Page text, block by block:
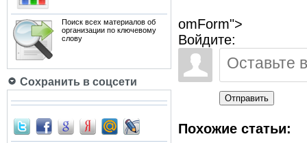
Поиск всех материалов об
организации по ключевому
слову
Сохранить в соцсети
omForm">
Войдите:
Отправить
Похожие статьи: